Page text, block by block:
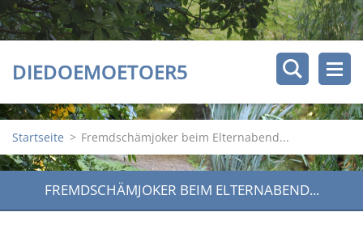
DIEDOEMOETOER5
Startseite > Fremdschämjoker beim Elternabend...
FREMDSCHÄMJOKER BEIM ELTERNABEND...